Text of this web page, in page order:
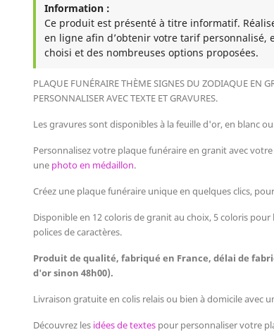
Information :
Ce produit est présenté à titre informatif.
en ligne afin d’obtenir votre tarif personnalisé,
choisi et des nombreuses options proposées.
PLAQUE FUNÉRAIRE THÈME SIGNES DU ZODIAQUE EN
PERSONNALISER AVEC TEXTE ET GRAVURES.
Les gravures sont disponibles à la feuille d'or, en blanc
Personnalisez votre plaque funéraire en granit avec
une photo en médaillon.
Créez une plaque funéraire unique en quelques clics,
Disponible en 12 coloris de granit au choix, 5 coloris
polices de caractères.
Produit de qualité, fabriqué en France, délai de
d'or sinon 48h00).
Livraison gratuite en colis relais ou bien à domicile avec
Découvrez les idées de textes pour personnaliser votre